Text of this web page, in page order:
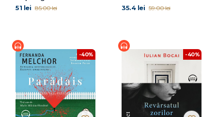
51 lei 85.00 lei
35.4 lei 59.00 lei
-40% -40%